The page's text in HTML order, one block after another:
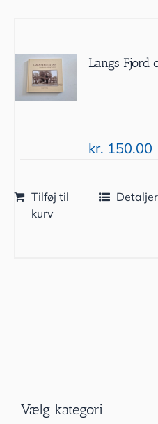
Langs Fjord
kr. 150.00
Tilføj til
kurv
Detaljer
Vælg kategori